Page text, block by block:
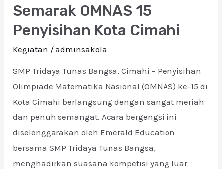
Semarak OMNAS 15
Penyisihan Kota Cimahi
Kegiatan /adminsakola
SMP Tridaya Tunas Bangsa, Cimahi – Penyisihan
Olimpiade Matematika Nasional (OMNAS) ke-15 di
Kota Cimahi berlangsung dengan sangat meriah
dan penuh semangat. Acara bergengsi ini
diselenggarakan oleh Emerald Education
bersama SMP Tridaya Tunas Bangsa,
menghadirkan suasana kompetisi yang luar
Semarak
OMNAS
Penyisihan
Kota
Cimahi